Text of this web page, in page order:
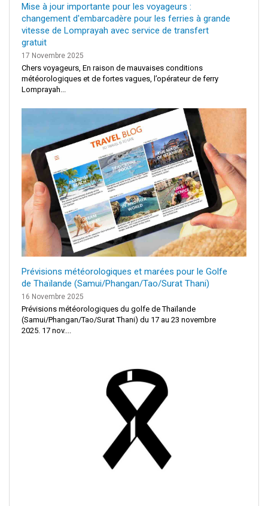
Mise à jour importante pour les voyageurs :
changement d'embarcadère pour les ferries à grande
vitesse de Lomprayah avec service de transfert
gratuit
17 Novembre 2025
Chers voyageurs, En raison de mauvaises conditions
météorologiques et de fortes vagues, l’opérateur de ferry
Lomprayah...
Prévisions météorologiques et marées pour le Golfe
de Thaïlande (Samui/Phangan/Tao/Surat Thani)
16 Novembre 2025
Prévisions météorologiques du golfe de Thaïlande
(Samui/Phangan/Tao/Surat Thani) du 17 au 23 novembre
2025. 17 nov....